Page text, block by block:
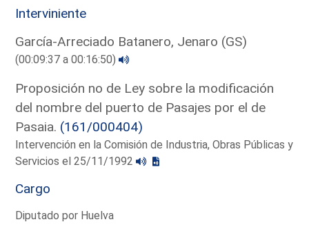
Interviniente
García-Arreciado Batanero, Jenaro (GS)
(00:09:37 a 00:16:50)
Proposición no de Ley sobre la modificación
del nombre del puerto de Pasajes por el de
Pasaia. (161/000404)
Intervención en la Comisión de Industria, Obras Públicas y
Servicios el 25/11/1992
Cargo
Diputado por Huelva